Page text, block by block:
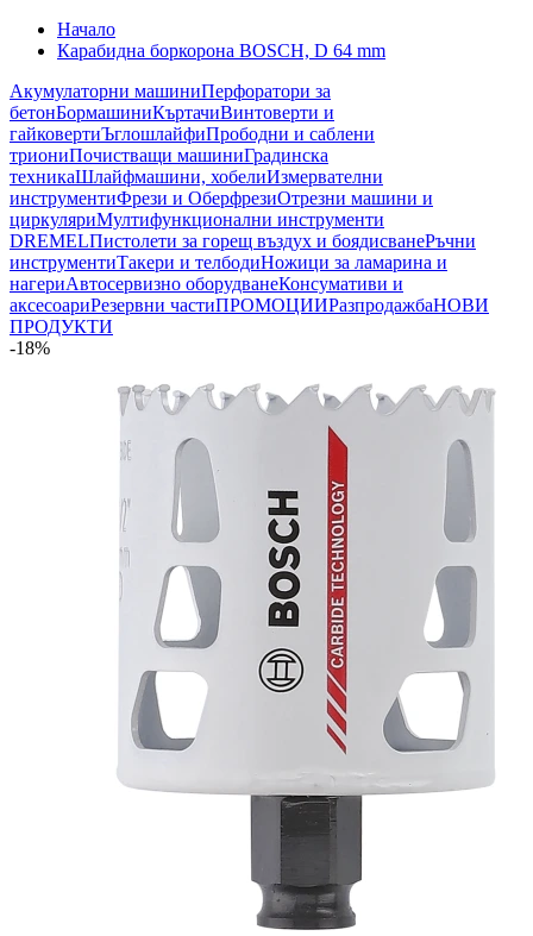
Начало
Карабидна боркорона BOSCH, D 64 mm
Акумулаторни машиниПерфоратори за
бетонБормашиниКъртачиВинтоверти и
гайковертиЪглошлайфиПрободни и саблени
триониПочистващи машиниГрадинска
техникаШлайфмашини, хобелиИзмервателни
инструментиФрези и ОберфрезиОтрезни машини и
циркуляриМултифункционални инструменти
DREMELПистолети за горещ въздух и боядисванеРъчни
инструментиТакери и телбодиНожици за ламарина и
нагериАвтосервизно оборудванеКонсумативи и
аксесоариРезервни частиПРОМОЦИИРазпродажбаНОВИ
ПРОДУКТИ
-18%